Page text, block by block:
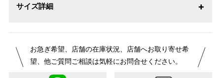
サイズ詳細
お急ぎ希望、店舗の在庫状況、店舗へお取り寄せ希
望、他ご質問ご相談は気軽にお問合せください。